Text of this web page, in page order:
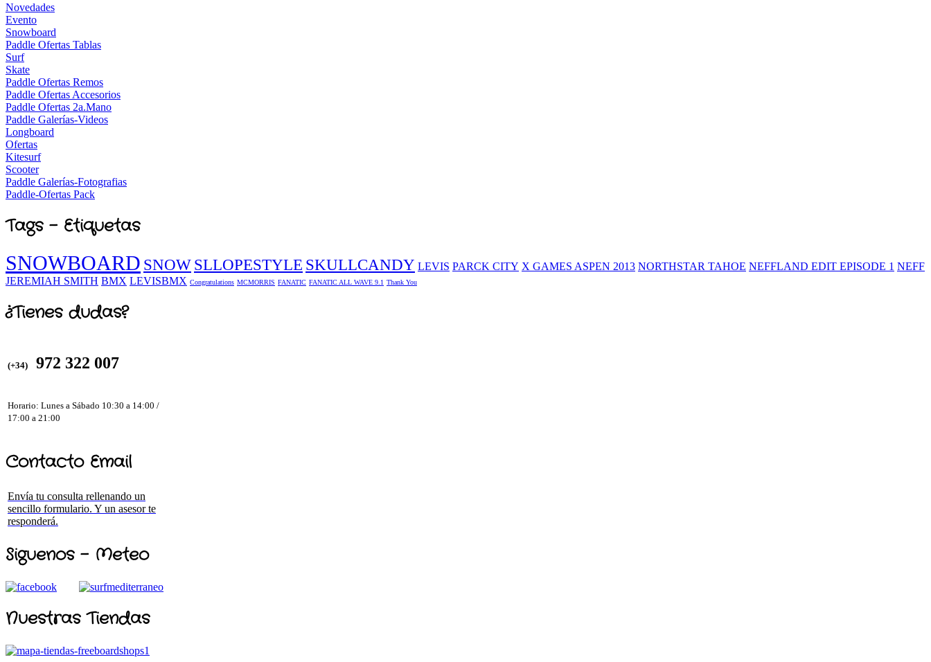
Novedades
Evento
Snowboard
Paddle Ofertas Tablas
Surf
Skate
Paddle Ofertas Remos
Paddle Ofertas Accesorios
Paddle Ofertas 2a.Mano
Paddle Galerías-Videos
Longboard
Ofertas
Kitesurf
Scooter
Paddle Galerías-Fotografias
Paddle-Ofertas Pack
Tags - Etiquetas
SNOWBOARD SNOW SLLOPESTYLE SKULLCANDY LEVIS PARCK CITY X GAMES ASPEN 2013 NORTHSTAR TAHOE NEFFLAND EDIT EPISODE 1 NEFF
JEREMIAH SMITH BMX LEVISBMX Congratulations MCMORRIS FANATIC FANATIC ALL WAVE 9.1 Thank You
¿Tienes dudas?
(+34) 972 322 007
Horario: Lunes a Sábado 10:30 a 14:00 /
17:00 a 21:00
Contacto Email
Envía tu consulta rellenando un
sencillo formulario. Y un asesor te
responderá.
Siguenos - Meteo
Nuestras Tiendas